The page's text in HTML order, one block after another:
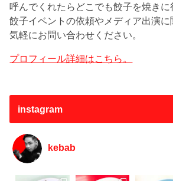
呼んでくれたらどこでも餃子を焼きに
餃子イベントの依頼やメディア出演
気軽にお問い合わせください。
プロフィール詳細はこちら。
instagram
kebab